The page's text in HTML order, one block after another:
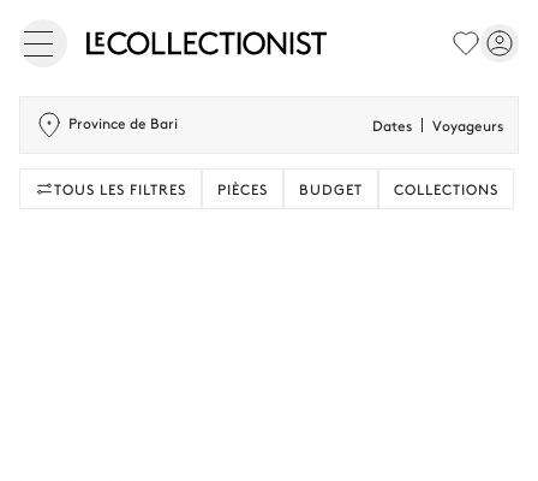
Province de Bari Dates Voyageurs
TOUS LES FILTRES PIÈCES BUDGET COLLECTIONS